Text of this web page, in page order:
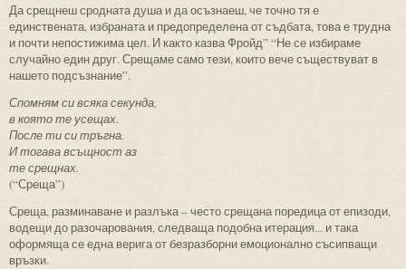
Да срещнеш сродната душа и да осъзнаеш, че точно тя е
единствената, избраната и предопределена от съдбата, това е трудна
и почти непостижима цел. И както казва Фройд” “Не се избираме
случайно един друг. Срещаме само тези, които вече съществуват в
нашето подсъзнание”.
Спомням си всяка секунда,
в която те усещах.
После ти си тръгна.
И тогава всъщност аз
те срещнах.
(“Среща”)
Среща, разминаване и разлъка – често срещана поредица от епизоди,
водещи до разочарования, следваща подобна итерация... и така
оформяща се една верига от безразборни емоционално съсипващи
връзки.